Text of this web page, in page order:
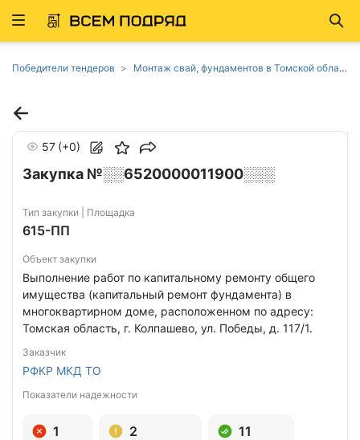
Развернуть
Победители тендеров Монтаж свай, фундаментов в Томской области
Закупка №░░6520000011900░░░
57 (+0)
Тип закупки | Площадка
615-ПП
Объект закупки
Выполнение работ по капитальному ремонту общего
имущества (капитальный ремонт фундамента) в
многоквартирном доме, расположенном по адресу:
Томская область, г. Колпашево, ул. Победы, д. 117/1.
Заказчик
РФКР МКД ТО
Показатели надежности
1 2 11